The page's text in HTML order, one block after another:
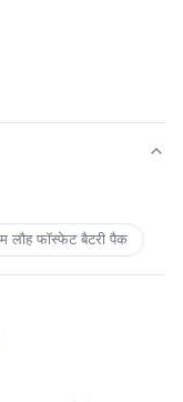
लौह फॉस्फेट बैटरी पैक